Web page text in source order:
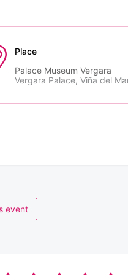
Place
Palace Museum Vergara
Vergara Palace, Viña del
event